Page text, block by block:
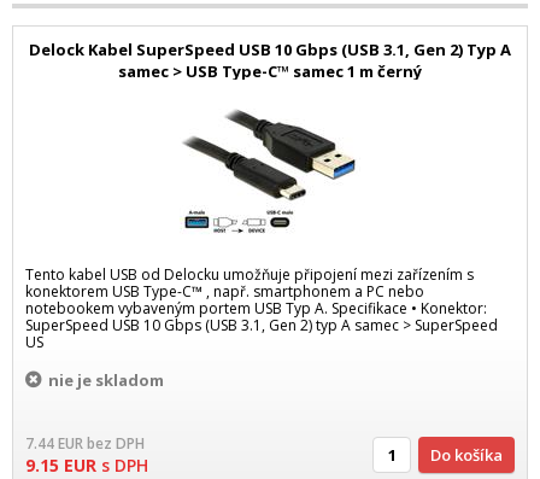
Delock Kabel SuperSpeed USB 10 Gbps (USB 3.1, Gen 2) Typ A
samec > USB Type-C™ samec 1 m černý
Tento kabel USB od Delocku umožňuje připojení mezi zařízením s
konektorem USB Type-C™ , např. smartphonem a PC nebo
notebookem vybaveným portem USB Typ A. Specifikace • Konektor:
SuperSpeed USB 10 Gbps (USB 3.1, Gen 2) typ A samec > SuperSpeed
US
nie je skladom
7.44EURbez DPH
9.15 EUR s DPH Do košíka